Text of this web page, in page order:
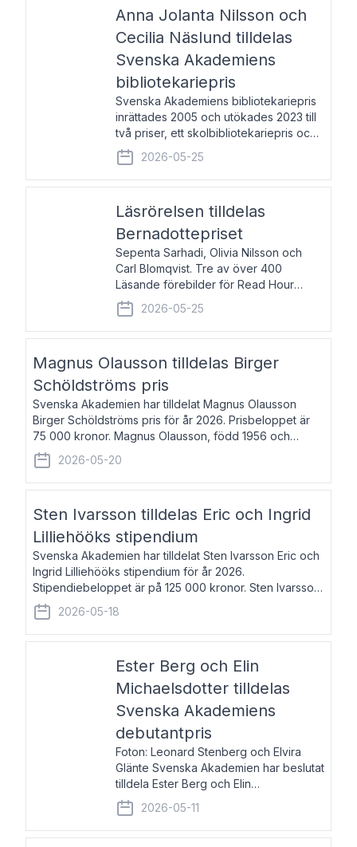
Anna Jolanta Nilsson och
Cecilia Näslund tilldelas
Svenska Akademiens
bibliotekariepris
Svenska Akademiens bibliotekariepris
inrättades 2005 och utökades 2023 till
två priser, ett skolbibliotekariepris och
ett folkbibliotekariepris. Priserna skall
tilldelas bibliotekarier vid svenska folk-
och skolbibliotek som gjort värdefull
2026-05-25
Läsrörelsen tilldelas
Bernadottepriset
Sepenta Sarhadi, Olivia Nilsson och
Carl Blomqvist. Tre av över 400
Läsande förebilder för Read Hour
Sverige. Foto: Michael Wall. Den ideella
föreningen Läsrörelsen tilldelas
Bernadottepriset 2026 för att den
2026-05-25
Magnus Olausson tilldelas Birger
Schöldströms pris
Svenska Akademien har tilldelat Magnus Olausson
Birger Schöldströms pris för år 2026. Prisbeloppet är
75 000 kronor. Magnus Olausson, född 1956 och
bosatt i Stockholm, är konstvetare, museiman och
hovman. Han disputerade 1993 vid Uppsala un
2026-05-20
Sten Ivarsson tilldelas Eric och Ingrid
Lilliehööks stipendium
Svenska Akademien har tilldelat Sten Ivarsson Eric och
Ingrid Lilliehööks stipendium för år 2026.
Stipendiebeloppet är på 125 000 kronor. Sten Ivarsson,
född 1979, är mediateksamordnare vid
Söderslättsgymnasiet i Trelleborg. Här har han på
2026-05-18
Ester Berg och Elin
Michaelsdotter tilldelas
Svenska Akademiens
debutantpris
Foton: Leonard Stenberg och Elvira
Glänte Svenska Akademien har beslutat
tilldela Ester Berg och Elin
Michaelsdotter Svenska Akademiens
debutantpris för år 2026. Priset är
nyinstiftat och syftar till att lyfta fram
2026-05-11